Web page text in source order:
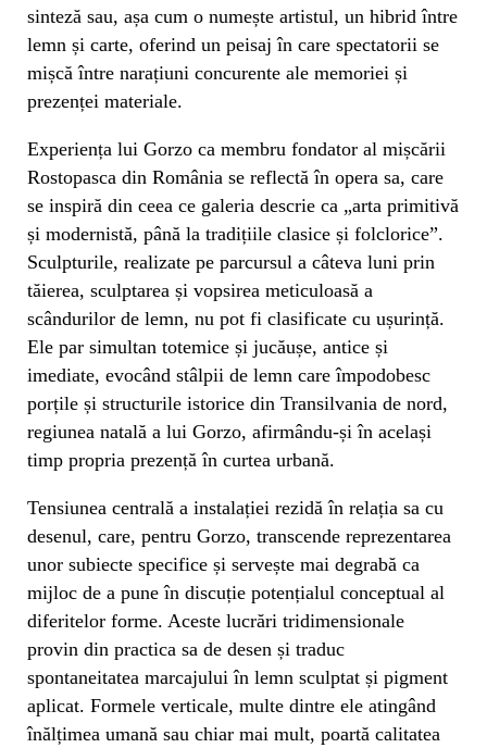
sinteză sau, așa cum o numește artistul, un hibrid între
lemn și carte, oferind un peisaj în care spectatorii se
mișcă între narațiuni concurente ale memoriei și
prezenței materiale.
Experiența lui Gorzo ca membru fondator al mișcării
Rostopasca din România se reflectă în opera sa, care
se inspiră din ceea ce galeria descrie ca „arta primitivă
și modernistă, până la tradițiile clasice și folclorice”.
Sculpturile, realizate pe parcursul a câteva luni prin
tăierea, sculptarea și vopsirea meticuloasă a
scândurilor de lemn, nu pot fi clasificate cu ușurință.
Ele par simultan totemice și jucăușe, antice și
imediate, evocând stâlpii de lemn care împodobesc
porțile și structurile istorice din Transilvania de nord,
regiunea natală a lui Gorzo, afirmându-și în același
timp propria prezență în curtea urbană.
Tensiunea centrală a instalației rezidă în relația sa cu
desenul, care, pentru Gorzo, transcende reprezentarea
unor subiecte specifice și servește mai degrabă ca
mijloc de a pune în discuție potențialul conceptual al
diferitelor forme. Aceste lucrări tridimensionale
provin din practica sa de desen și traduc
spontaneitatea marcajului în lemn sculptat și pigment
aplicat. Formele verticale, multe dintre ele atingând
înălțimea umană sau chiar mai mult, poartă calitatea